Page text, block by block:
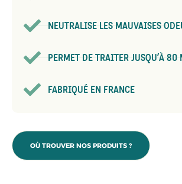
NEUTRALISE LES MAUVAISES
PERMET DE TRAITER JUSQU’À 80
FABRIQUÉ EN FRANCE
OÙ TROUVER NOS PRODUITS ?